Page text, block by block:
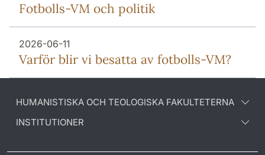
Fotbolls-VM och politik
2026-06-11
Varför blir vi besatta av fotbolls-VM?
HUMANISTISKA OCH TEOLOGISKA FAKULTETERNA
INSTITUTIONER